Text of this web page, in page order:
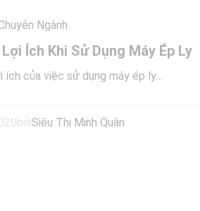
Ngành
Ích Khi Sử Dụng Máy Ép Ly
ích của việc sử dụng máy ép ly…
bởiSiêu Thị Minh Quân